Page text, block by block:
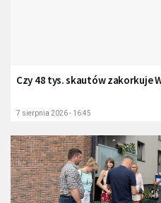
Czy 48 tys. skautów zakorkuje
7 sierpnia 2026 - 16:45